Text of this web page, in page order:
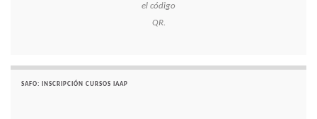
el código
QR.
SAFO: INSCRIPCIÓN CURSOS IAAP